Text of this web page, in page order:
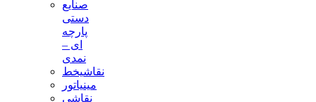
صنایع
دستی
پارچه
ای –
نمدی
نقاشیخط
مینیاتور
نقاشی